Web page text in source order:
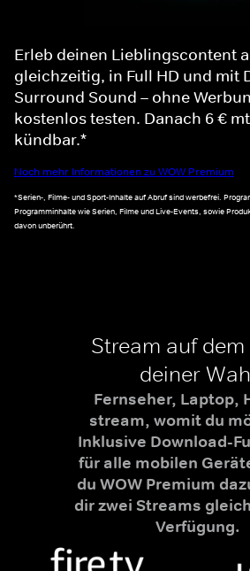
Erleb deinen Lieblingscontent
gleichzeitig, in Full HD und mit
Surround Sound – ohne
kostenlos testen. Danach 6 €
kündbar.*
Noch mehr Informationen zu WOW Premium
*Serien-, Filme- und Sport-Inhalte auf Abruf sind werbefrei.
Programminhalte wie Serien, Filme und Live-Events, sowie
davon unberührt.
Stream auf
deiner
Fernseher, Laptop,
stream, womit du
Inklusive Download-
für alle mobilen
du WOW Premium
dir zwei Streams
Verfügung.